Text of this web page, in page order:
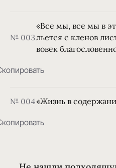
№ 003
«Все мы, все мы в
льется с кленов
вовек
№ 004«Жизнь в